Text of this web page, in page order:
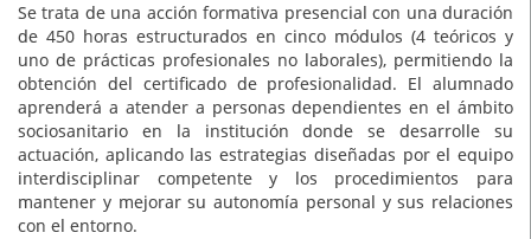
Se trata de una acción formativa presencial con una duración
de 450 horas estructurados en cinco módulos (4 teóricos y
uno de prácticas profesionales no laborales), permitiendo la
obtención del certificado de profesionalidad. El alumnado
aprenderá a atender a personas dependientes en el ámbito
sociosanitario en la institución donde se desarrolle su
actuación, aplicando las estrategias diseñadas por el equipo
interdisciplinar competente y los procedimientos para
mantener y mejorar su autonomía personal y sus relaciones
con el entorno.